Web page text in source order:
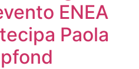
ENEA
Paola